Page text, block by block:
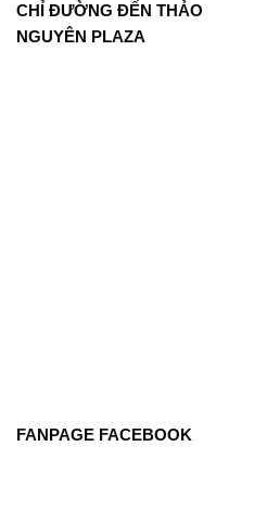
CHỈ ĐƯỜNG ĐẾN THẢO
NGUYÊN PLAZA
FANPAGE FACEBOOK